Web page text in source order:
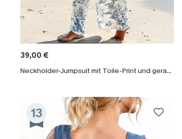
39,00 €
Neckholder-Jumpsuit mit Toile-Print und geradem Bein
13